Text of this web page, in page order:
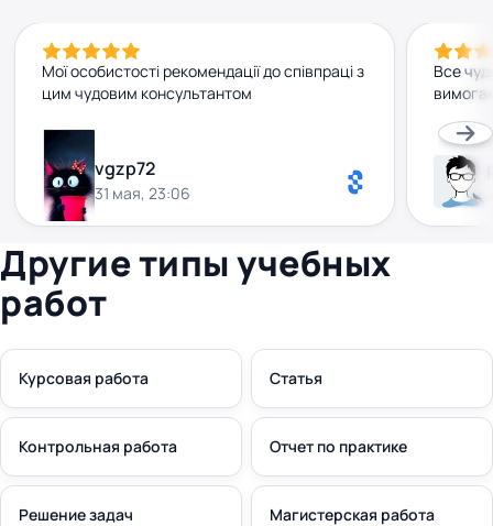
Мої особистості рекомендації до співпраці з
цим чудовим консультантом
vgzp72
31 мая, 23:06
Все
Другие типы учебных
работ
Курсовая работа Статья
Контрольная работа Отчет по практике
Решение задач Магистерская работа